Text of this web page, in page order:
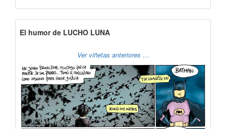
El humor de LUCHO LUNA
Ver viñetas anteriores …